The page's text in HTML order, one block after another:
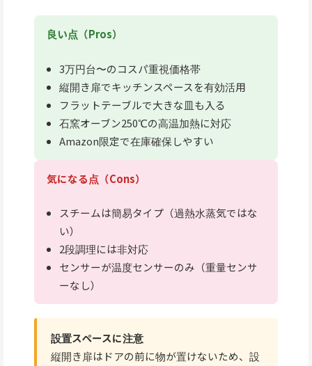
良い点（Pros）
3万円台〜のコスパ重視価格帯
縦開き扉でキッチンスペースを有効活用
フラットテーブルで大きな皿も入る
石窯オーブン250℃の高温加熱に対応
Amazon限定で在庫確保しやすい
気になる点（Cons）
スチームは簡易タイプ（過熱水蒸気ではな
い）
2段調理には非対応
センサーが温度センサーのみ（重量センサ
ーなし）
設置スペースに注意
縦開き扉はドアの前に物が置けないため、設